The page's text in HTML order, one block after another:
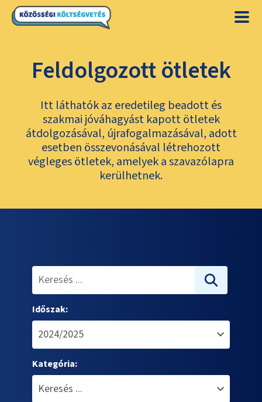
Feldolgozott ötletek
Itt láthatók az eredetileg beadott és
szakmai jóváhagyást kapott ötletek
átdolgozásával, újrafogalmazásával, adott
esetben összevonásával létrehozott
végleges ötletek, amelyek a szavazólapra
kerülhetnek.
Időszak:
Kategória: